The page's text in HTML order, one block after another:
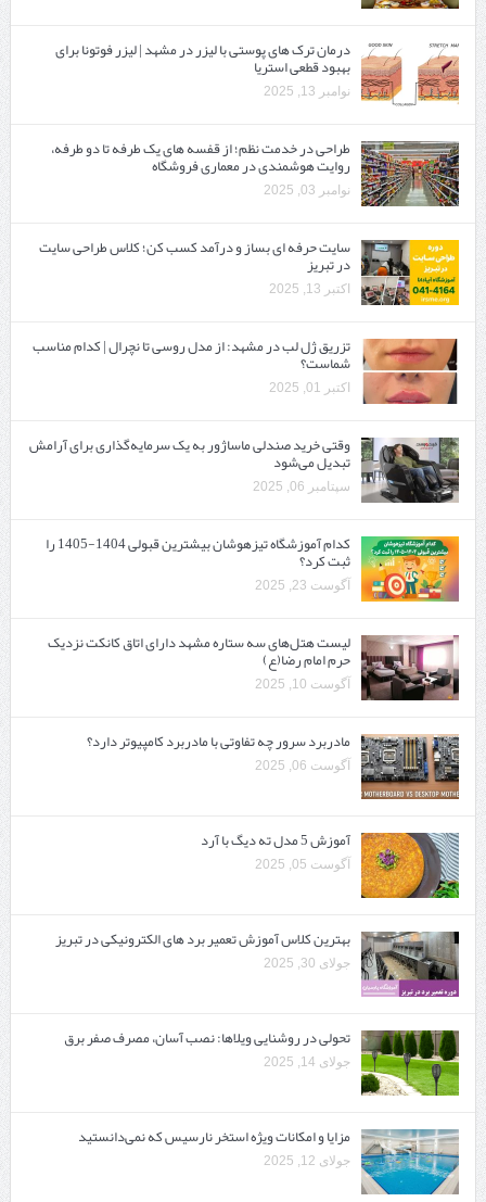
درمان ترک های پوستی با لیزر در مشهد | لیزر فوتونا برای
بهبود قطعی استریا
نوامبر 13, 2025
طراحی در خدمت نظم؛ از قفسه ‌های یک‌ طرفه تا دو طرفه،
روایت هوشمندی در معماری فروشگاه
نوامبر 03, 2025
سایت حرفه ‌ای بساز و درآمد کسب کن؛ کلاس طراحی سایت
در تبریز
اکتبر 13, 2025
تزریق ژل لب در مشهد: از مدل روسی تا نچرال | کدام مناسب
شماست؟
اکتبر 01, 2025
وقتی خرید صندلی ماساژور به یک سرمایه‌گذاری برای آرامش
تبدیل می‌شود
سپتامبر 06, 2025
کدام آموزشگاه تیزهوشان بیشترین قبولی 1404-1405 را
ثبت کرد؟
آگوست 23, 2025
لیست هتل‌های سه ستاره مشهد دارای اتاق کانکت نزدیک
حرم امام رضا(ع)
آگوست 10, 2025
مادربرد سرور چه تفاوتی با مادربرد کامپیوتر دارد؟
آگوست 06, 2025
آموزش 5 مدل ته دیگ با آرد
آگوست 05, 2025
بهترین کلاس آموزش تعمیر برد های الکترونیکی در تبریز
جولای 30, 2025
تحولی در روشنایی ویلاها: نصب آسان، مصرف صفر برق
جولای 14, 2025
مزایا و امکانات ویژه استخر نارسیس که نمی‌دانستید
جولای 12, 2025